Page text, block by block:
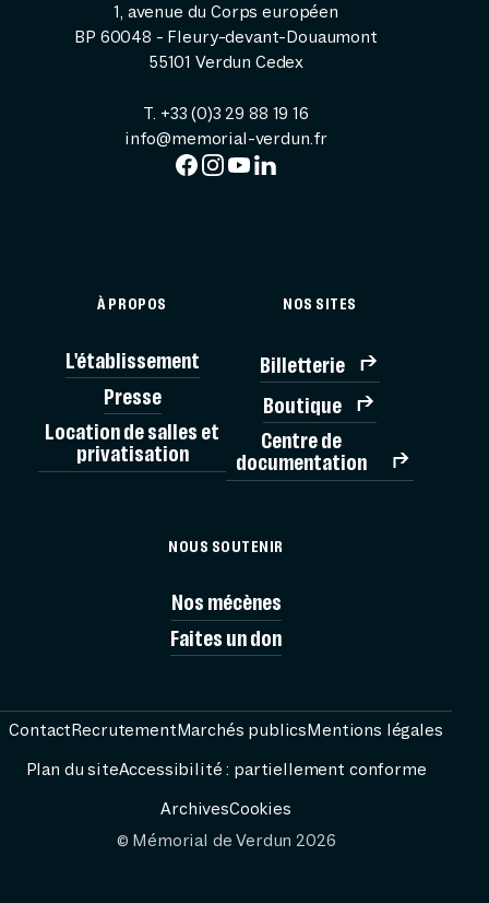
1, avenue du Corps européen
BP 60048 - Fleury-devant-Douaumont
55101 Verdun Cedex
T. +33 (0)3 29 88 19 16
info@memorial-verdun.fr
À PROPOS
L'établissement
Presse
Location de salles et
privatisation
NOS SITES
Billetterie
Boutique
Centre de
documentation
NOUS SOUTENIR
Nos mécènes
Faites un don
© Mémorial de Verdun 2026
ContactRecrutementMarchés publicsMentions légales
Plan du siteAccessibilité : partiellement conforme
ArchivesCookies